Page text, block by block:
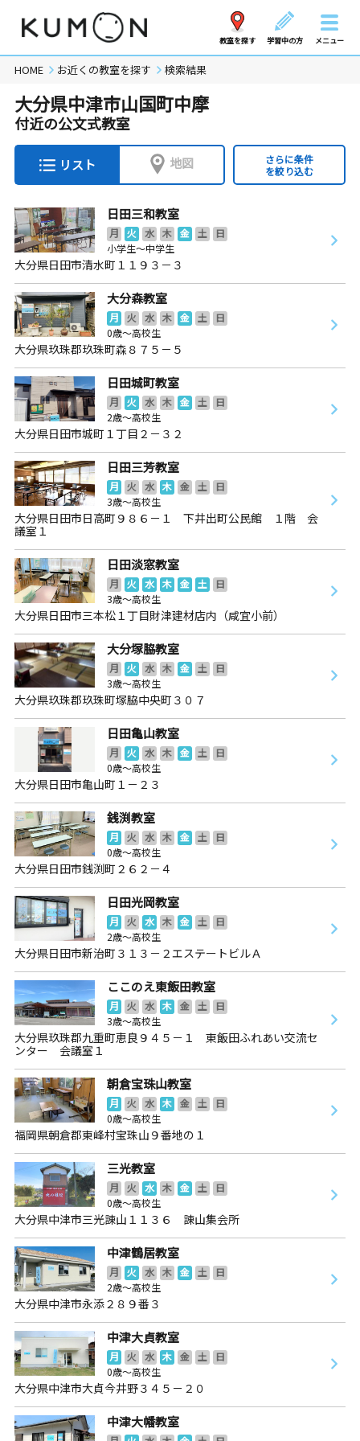
教室を探す 学習中の方 メニュー
HOME お近くの教室を探す 検索結果
大分県中津市山国町中摩
付近の公文式教室
リスト 地図
さらに条件
を絞り込む
日田三和教室
月 火 水 木 金 土
日
小学生～中学生
大分県日田市清水町１１９３－３
大分森教室
月 火 水 木 金 土
日
0歳～高校生
大分県玖珠郡玖珠町森８７５－５
日田城町教室
月 火 水 木 金 土
日
2歳～高校生
大分県日田市城町１丁目２－３２
日田三芳教室
月 火 水 木 金 土
日
3歳～高校生
大分県日田市日高町９８６－１ 下井出町公民館 １階 会
議室１
日田淡窓教室
月 火 水 木 金 土
日
3歳～高校生
大分県日田市三本松１丁目財津建材店内（咸宜小前）
大分塚脇教室
月 火 水 木 金 土
日
3歳～高校生
大分県玖珠郡玖珠町塚脇中央町３０７
日田亀山教室
月 火 水 木 金 土
日
0歳～高校生
大分県日田市亀山町１－２３
銭渕教室
月 火 水 木 金 土
日
0歳～高校生
大分県日田市銭渕町２６２－４
日田光岡教室
月 火 水 木 金 土
日
2歳～高校生
大分県日田市新治町３１３－２エステートビルＡ
ここのえ東飯田教室
月 火 水 木 金 土
日
3歳～高校生
大分県玖珠郡九重町恵良９４５－１ 東飯田ふれあい交流セ
ンター 会議室１
朝倉宝珠山教室
月 火 水 木 金 土
日
0歳～高校生
福岡県朝倉郡東峰村宝珠山９番地の１
三光教室
月 火 水 木 金 土
日
0歳～高校生
大分県中津市三光諌山１１３６ 諌山集会所
中津鶴居教室
月 火 水 木 金 土
日
2歳～高校生
大分県中津市永添２８９番３
中津大貞教室
月 火 水 木 金 土
日
0歳～高校生
大分県中津市大貞今井野３４５－２０
中津大幡教室